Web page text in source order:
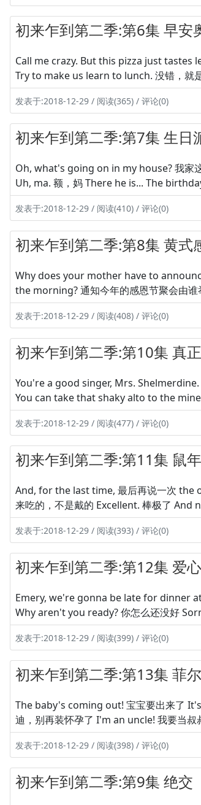
初来乍到第二季:第6集 早安
Call me crazy. But this pizza just tastes
Try to make us learn to lunch. 没错，就
发表于:2018-12-29 / 阅读(365) / 评论(0)
初来乍到第二季:第7集 生日
Oh, what's going on in my house? 我家
Uh, ma. 额，妈 There he is... The
发表于:2018-12-29 / 阅读(410) / 评论(0)
初来乍到第二季:第8集 黄式
Why does your mother have to
the morning? 通知今年的感恩节聚会由
发表于:2018-12-29 / 阅读(408) / 评论(0)
初来乍到第二季:第10集 真
You're a good singer, Mrs.
You can take that shaky alto to the
发表于:2018-12-29 / 阅读(477) / 评论(0)
初来乍到第二季:第11集 鼠年
And, for the last time, 最后再说一次 the
来吃的，不是戴的 Excellent. 棒极了
发表于:2018-12-29 / 阅读(393) / 评论(0)
初来乍到第二季:第12集 爱
Emery, we're gonna be late for dinner
Why aren't you ready? 你怎么还没好
发表于:2018-12-29 / 阅读(399) / 评论(0)
初来乍到第二季:第13集 菲
The baby's coming out! 宝宝要出来了
迪，别再装怀孕了 I'm an uncle! 我要当
发表于:2018-12-29 / 阅读(398) / 评论(0)
初来乍到第二季:第9集 绝交